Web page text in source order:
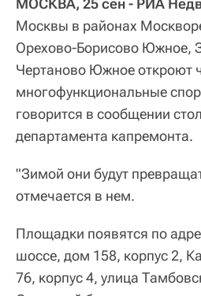
МОСКВА, 25 сен - РИА
Москвы в районах
Орехово-Борисово Южное,
Чертаново Южное откроют
многофункциональные
говорится в сообщении
департамента капремонта.
"Зимой они будут
отмечается в нем.
Площадки появятся по
шоссе, дом 158, корпус 2,
76, корпус 4, улица